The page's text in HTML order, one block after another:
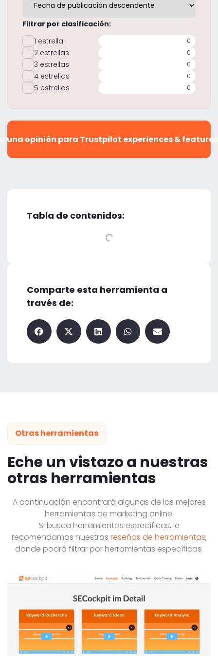
Filtrar por clasificación:
1 estrella
0
2 estrellas 0
3 estrellas 0
4 estrellas 0
5 estrellas 0
una opinión para Trustpilot experiences &
Tabla de contenidos:
Comparte esta herramienta a
través de:
Otras herramientas
Eche un vistazo a nuestras
otras herramientas
A continuación encontrará algunas de las mejores
herramientas de marketing online.
Si busca herramientas específicas, le
recomendamos nuestras reseñas de herramientas,
donde podrá filtrar por herramientas específicas.